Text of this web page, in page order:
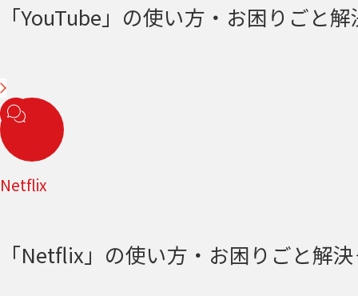
「YouTube」の使い方・お困りごと
Netflix
「Netflix」の使い方・お困りごと解